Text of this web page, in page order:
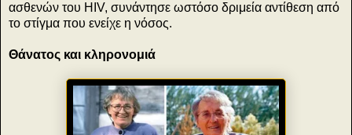
ασθενών του ΗIV, συνάντησε ωστόσο δριμεία αντίθεση από
το στίγμα που ενείχε η νόσος.
Θάνατος και κληρονομιά